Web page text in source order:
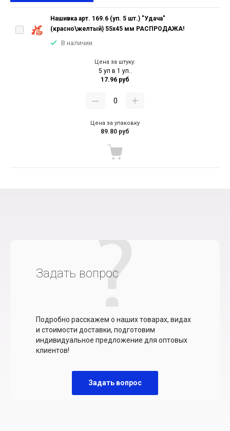
Нашивка арт. 169.6 (уп. 5 шт.) "Удача"
(красно\желтый) 55х45 мм РАСПРОДАЖА!
В наличии
Цена за штуку:
5 уп в 1 уп..
17.96 руб
Цена за упаковку
89.80 руб
Задать вопрос
Подробно расскажем о наших товарах, видах
и стоимости доставки, подготовим
индивидуальное предложение для оптовых
клиентов!
Задать вопрос